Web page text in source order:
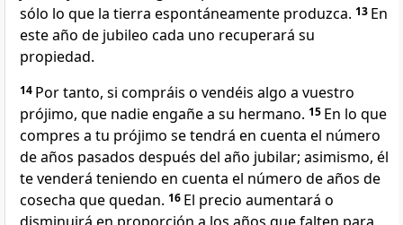
sólo lo que la tierra espontáneamente produzca. 13 En
este año de jubileo cada uno recuperará su
propiedad.
14 Por tanto, si compráis o vendéis algo a vuestro
prójimo, que nadie engañe a su hermano. 15 En lo que
compres a tu prójimo se tendrá en cuenta el número
de años pasados después del año jubilar; asimismo, él
te venderá teniendo en cuenta el número de años de
cosecha que quedan. 16 El precio aumentará o